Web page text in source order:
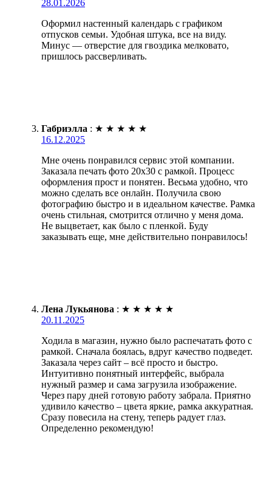
28.01.2026
Оформил настенный календарь с графиком
отпусков семьи. Удобная штука, все на виду.
Минус — отверстие для гвоздика мелковато,
пришлось рассверливать.
Габриэлла : ★ ★ ★ ★ ★
16.12.2025
Мне очень понравился сервис этой компании.
Заказала печать фото 20х30 с рамкой. Процесс
оформления прост и понятен. Весьма удобно, что
можно сделать все онлайн. Получила свою
фотографию быстро и в идеальном качестве. Рамка
очень стильная, смотрится отлично у меня дома.
Не выцветает, как было с пленкой. Буду
заказывать еще, мне действительно понравилось!
Лена Лукьянова : ★ ★ ★ ★ ★
20.11.2025
Ходила в магазин, нужно было распечатать фото с
рамкой. Сначала боялась, вдруг качество подведет.
Заказала через сайт – всё просто и быстро.
Интуитивно понятный интерфейс, выбрала
нужный размер и сама загрузила изображение.
Через пару дней готовую работу забрала. Приятно
удивило качество – цвета яркие, рамка аккуратная.
Сразу повесила на стену, теперь радует глаз.
Определенно рекомендую!